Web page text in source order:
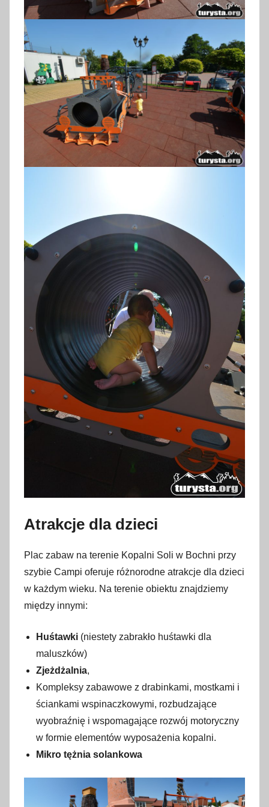
Atrakcje dla dzieci
Plac zabaw na terenie Kopalni Soli w Bochni przy
szybie Campi oferuje różnorodne atrakcje dla dzieci
w każdym wieku. Na terenie obiektu znajdziemy
między innymi:
Huśtawki (niestety zabrakło huśtawki dla
maluszków)
Zjeżdżalnia,
Kompleksy zabawowe z drabinkami, mostkami i
ściankami wspinaczkowymi, rozbudzające
wyobraźnię i wspomagające rozwój motoryczny
w formie elementów wyposażenia kopalni.
Mikro tężnia solankowa